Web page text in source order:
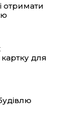
отримати
для